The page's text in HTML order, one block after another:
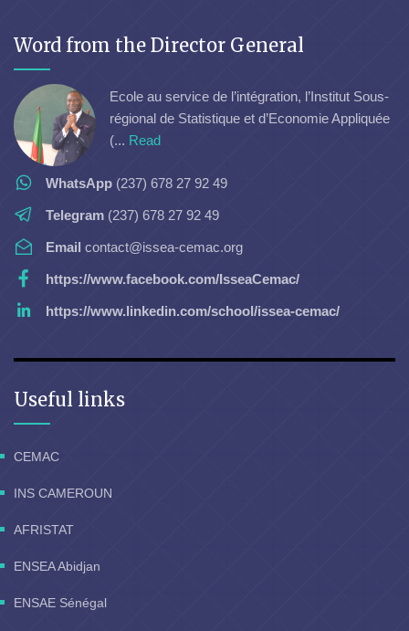
Word from the Director General
Ecole au service de l’intégration, l’Institut Sous-
régional de Statistique et d’Economie Appliquée
(... Read
WhatsApp (237) 678 27 92 49
Telegram (237) 678 27 92 49
Email contact@issea-cemac.org
https://www.facebook.com/IsseaCemac/
https://www.linkedin.com/school/issea-cemac/
Useful links
CEMAC
INS CAMEROUN
AFRISTAT
ENSEA Abidjan
ENSAE Sénégal